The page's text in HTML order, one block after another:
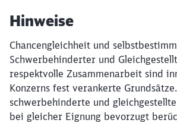
Hinweise
Chancengleichheit und
Schwerbehinderter und
respektvolle Zusammenarbeit sind
Konzerns fest verankerte
schwerbehinderte und
bei gleicher Eignung bevorzugt